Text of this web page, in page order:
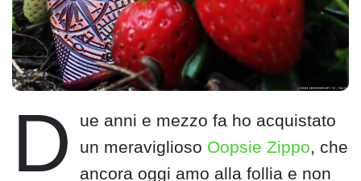
D
ue anni e mezzo fa ho acquistato
un meraviglioso Oopsie Zippo, che
ancora oggi amo alla follia e non